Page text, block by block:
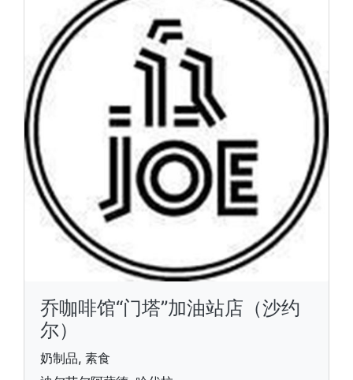
乔咖啡馆“门塔”加油站店（沙约
尔）
奶制品, 素食